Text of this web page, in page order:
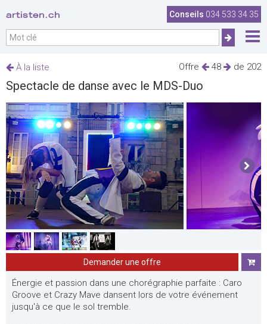
artisten.ch Conseils 034 533 34 35
Offre 48 de 202
À la liste
Spectacle de danse avec le MDS-Duo
Demander une offre
Énergie et passion dans une chorégraphie parfaite : Caro
Groove et Crazy Mave dansent lors de votre événement
jusqu'à ce que le sol tremble.